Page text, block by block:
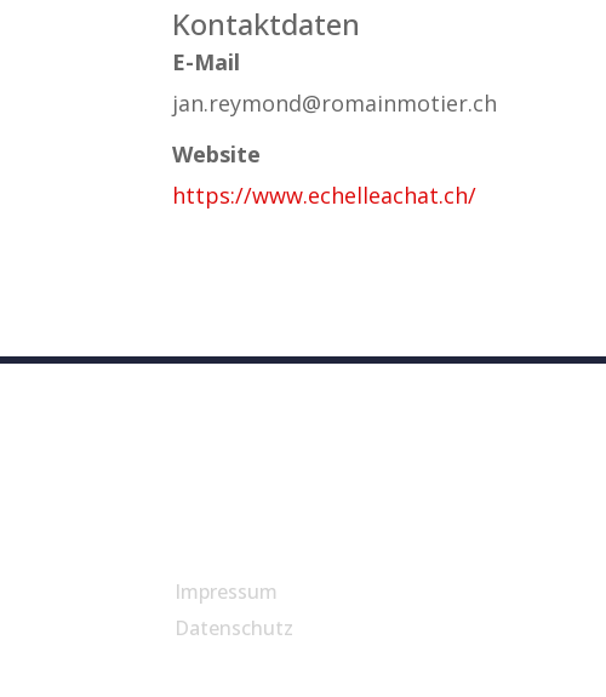
Kontaktdaten
E-Mail
jan.reymond@romainmotier.ch
Website
https://www.echelleachat.ch/
Impressum
Datenschutz